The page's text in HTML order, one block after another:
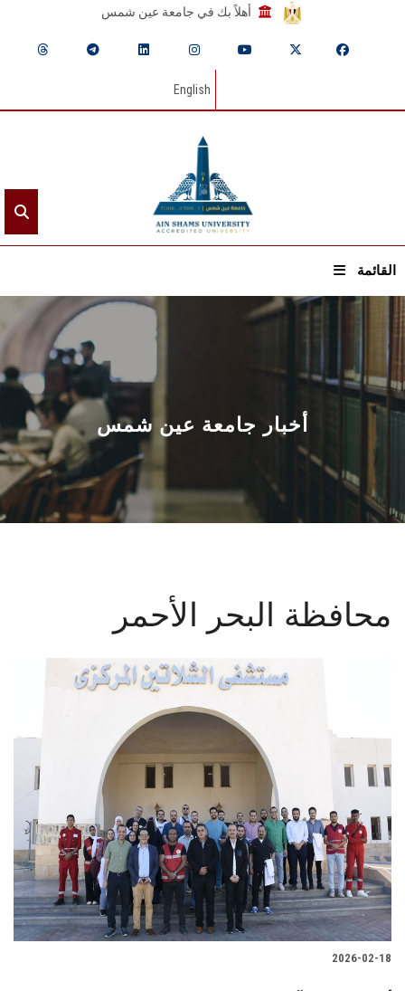
أهلاً بك في جامعة عين شمس
English
القائمة
الرئيسيـة
عن الجامعة
القطاعـات
الشئون الأكاديمية
البحث العلمي
الأنظمة الذكية
تواصل معنا
الطلاب
هيئة التدريس
الدراسات العليا
أخبار جامعة عين شمس
محافظة البحر الأحمر
2026-02-18